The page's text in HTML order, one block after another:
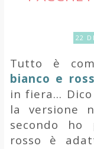
22
Tutto è
bianco e
in fiera...
la versione
secondo ho
rosso è